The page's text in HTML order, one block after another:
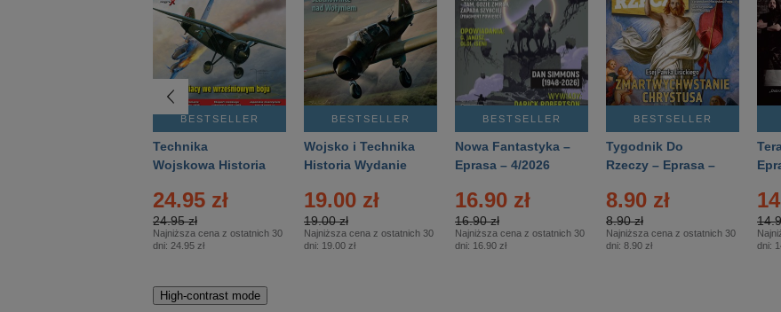
BESTSELLER
Technika
Wojskowa Historia
24.95 zł
24.95 zł
Najniższa cena z ostatnich 30
dni: 24.95 zł
BESTSELLER
Wojsko i Technika
Historia Wydanie
– 2/2026
19.00 zł
19.00 zł
Najniższa cena z ostatnich 30
dni: 19.00 zł
BESTSELLER
Nowa Fantastyka –
Eprasa – 4/2026
16.90 zł
16.90 zł
Najniższa cena z ostatnich 30
dni: 16.90 zł
BESTSELLER
Tygodnik Do
Rzeczy – Eprasa –
8.90 zł
8.90 zł
Najniższa cena z ostatnich 30
dni: 8.90 zł
dni:
High-contrast mode